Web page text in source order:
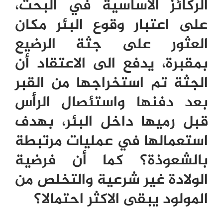
الركائز الاساسية في البحث،
على اعتبار وقوع البئر مكان
العثور على جثة الرضيع
بمقبرة، يدفع الى الاعتقاد أن
الجثة تم استخراجها من القبر
بعد دفنها واستئصال الرأس
قبل رميها داخل البئر، بهدف
استعمالها في عمليات مرتبطة
بالشعوذة؟ كما أن فرضية
الولادة غير شرعية والتخلص من
المولود يبقى الاكثر احتمالا؟